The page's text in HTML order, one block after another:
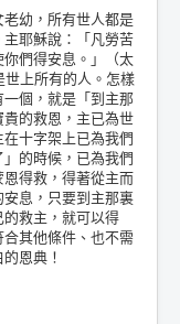
幼，所有世人都是
耶穌說：「凡勞苦
們得安息。」（太
上所有的人。怎樣
個，就是「到主那
的救恩，主已為世
十字架上已為我們
的時候，已為我們
得救，得著從主而
息，只要到主那裏
救主，就可以得
其他條件、也不需
恩典！